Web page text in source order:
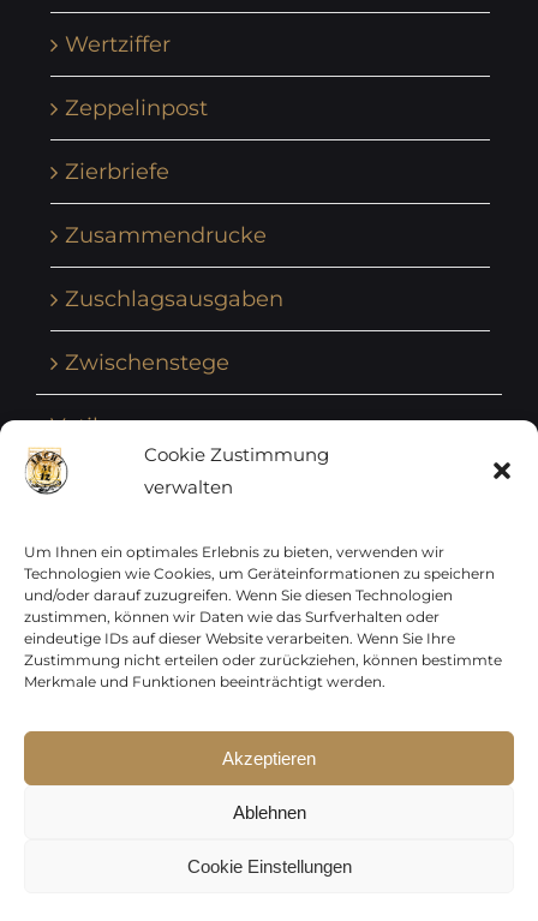
Cookie Zustimmung
verwalten
Um Ihnen ein optimales Erlebnis zu bieten, verwenden wir
Technologien wie Cookies, um Geräteinformationen zu speichern
und/oder darauf zuzugreifen. Wenn Sie diesen Technologien
zustimmen, können wir Daten wie das Surfverhalten oder
eindeutige IDs auf dieser Website verarbeiten. Wenn Sie Ihre
Zustimmung nicht erteilen oder zurückziehen, können bestimmte
Merkmale und Funktionen beeinträchtigt werden.
Akzeptieren
Ablehnen
Cookie Einstellungen
Wertziffer
Zeppelinpost
Zierbriefe
Zusammendrucke
Zuschlagsausgaben
Zwischenstege
Vatikan
Vereinte Nationen
Vorphilatelie
Zensurbelege Österreich
Zensurbelege Schweiz
|Datenschutz|Kontakt